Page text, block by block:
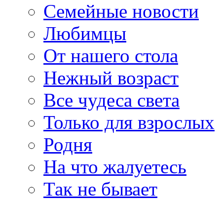
Семейные новости
Любимцы
От нашего стола
Нежный возраст
Все чудеса света
Только для взрослых
Родня
На что жалуетесь
Так не бывает